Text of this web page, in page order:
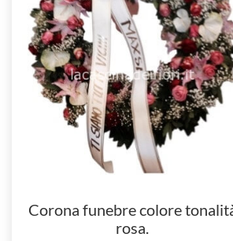
Corona funebre colore
rosa.